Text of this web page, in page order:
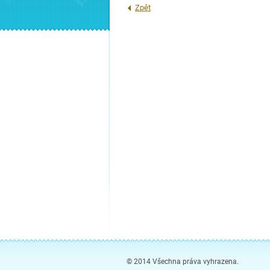
Zpět
© 2014 Všechna práva vyhrazena.